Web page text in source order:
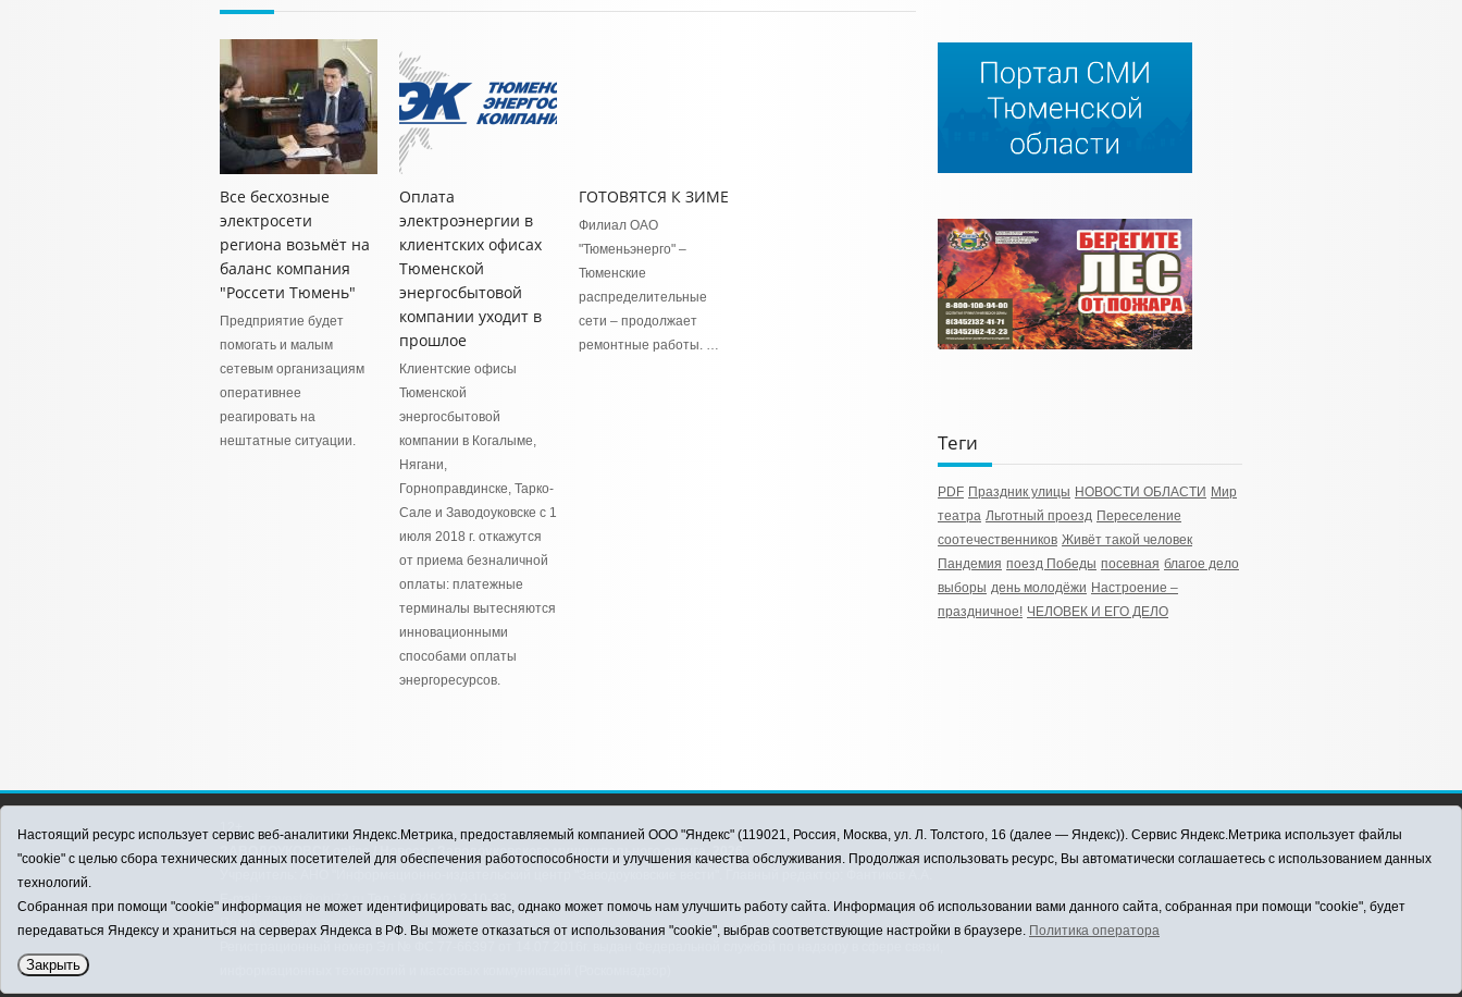
Все бесхозные
электросети
региона возьмёт на
баланс компания
"Россети Тюмень"
Предприятие будет
помогать и малым
сетевым организациям
оперативнее
реагировать на
нештатные ситуации.
Оплата
электроэнергии в
клиентских офисах
Тюменской
энергосбытовой
компании уходит в
прошлое
Клиентские офисы
Тюменской
энергосбытовой
компании в Когалыме,
Нягани,
Горноправдинске, Тарко-
Сале и Заводоуковске с 1
июля 2018 г. откажутся
от приема безналичной
оплаты: платежные
терминалы вытесняются
инновационными
способами оплаты
энергоресурсов.
ГОТОВЯТСЯ К ЗИМЕ
Филиал ОАО
"Тюменьэнерго" –
Тюменские
распределительные
сети – продолжает
ремонтные работы. …
Теги
PDF Праздник улицы НОВОСТИ ОБЛАСТИ Мир
театра Льготный проезд Переселение
соотечественников Живёт такой человек
Пандемия поезд Победы посевная благое дело
выборы день молодёжи Настроение –
праздничное! ЧЕЛОВЕК И ЕГО ДЕЛО
ЗАВОДОУКОВСК online / Новости Заводоуковского муниципального округа, 2026
E-mail:
Тел.: 8 (34542) 2-10-33
Политика оператора
Настоящий ресурс использует сервис веб-аналитики Яндекс.Метрика, предоставляемый компанией ООО "Яндекс" (119021, Россия, Москва, ул. Л. Толстого, 16 (далее — Яндекс)). Сервис Яндекс.Метрика использует файлы
"cookie" с целью сбора технических данных посетителей для обеспечения работоспособности и улучшения качества обслуживания. Продолжая использовать ресурс, Вы автоматически соглашаетесь с использованием данных
технологий.
Собранная при помощи "cookie" информация не может идентифицировать вас, однако может помочь нам улучшить работу сайта. Информация об использовании вами данного сайта, собранная при помощи "cookie", будет
передаваться Яндексу и храниться на серверах Яндекса в РФ. Вы можете отказаться от использования "cookie", выбрав соответствующие настройки в браузере. Политика оператора
Закрыть